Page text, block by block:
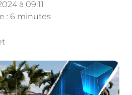
à 09:11
: 6 minutes